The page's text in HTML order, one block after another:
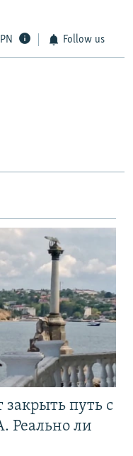
Follow us
путь с
Реально ли